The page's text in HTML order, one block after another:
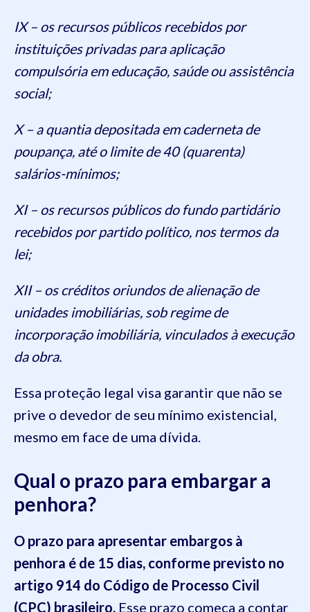
IX – os recursos públicos recebidos por
instituições privadas para aplicação
compulsória em educação, saúde ou assistência
social;
X – a quantia depositada em caderneta de
poupança, até o limite de 40 (quarenta)
salários-mínimos;
XI – os recursos públicos do fundo partidário
recebidos por partido político, nos termos da
lei;
XII – os créditos oriundos de alienação de
unidades imobiliárias, sob regime de
incorporação imobiliária, vinculados à execução
da obra.
Essa proteção legal visa garantir que não se
prive o devedor de seu mínimo existencial,
mesmo em face de uma dívida.
Qual o prazo para embargar a
penhora?
O prazo para apresentar embargos à
penhora é de 15 dias, conforme previsto no
artigo 914 do Código de Processo Civil
(CPC) brasileiro. Esse prazo começa a contar